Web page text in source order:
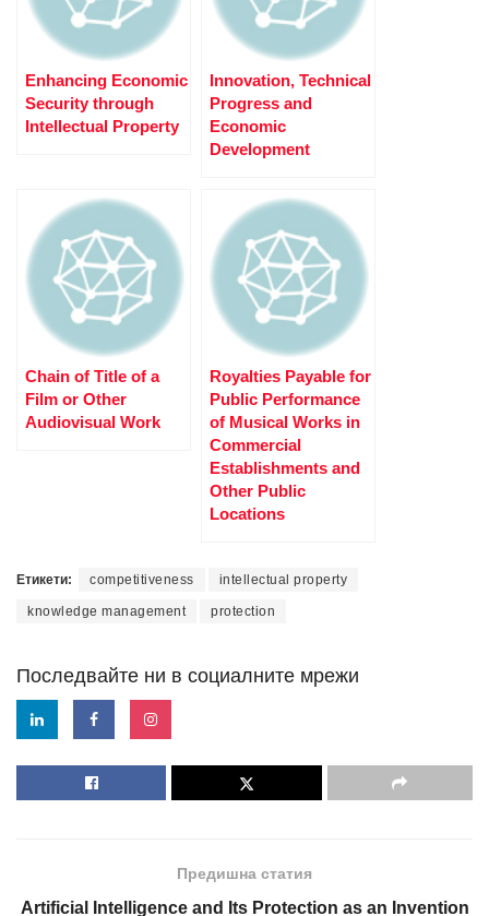
Enhancing Economic
Security through
Intellectual Property
Innovation, Technical
Progress and
Economic
Development
Chain of Title of a
Film or Other
Audiovisual Work
Royalties Payable for
Public Performance
of Musical Works in
Commercial
Establishments and
Other Public
Locations
Етикети: competitiveness intellectual property
knowledge management protection
Последвайте ни в социалните мрежи
Предишна статия
Artificial Intelligence and Its Protection as an Invention